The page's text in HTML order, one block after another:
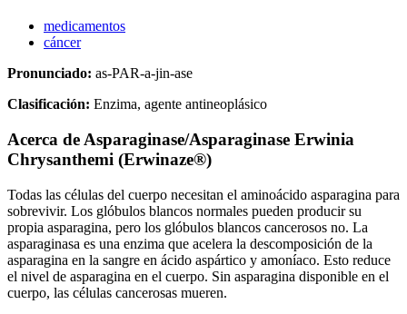
medicamentos
cáncer
Pronunciado: as-PAR-a-jin-ase
Clasificación: Enzima, agente antineoplásico
Acerca de Asparaginase/Asparaginase Erwinia
Chrysanthemi (Erwinaze®)
Todas las células del cuerpo necesitan el aminoácido asparagina para
sobrevivir. Los glóbulos blancos normales pueden producir su
propia asparagina, pero los glóbulos blancos cancerosos no. La
asparaginasa es una enzima que acelera la descomposición de la
asparagina en la sangre en ácido aspártico y amoníaco. Esto reduce
el nivel de asparagina en el cuerpo. Sin asparagina disponible en el
cuerpo, las células cancerosas mueren.